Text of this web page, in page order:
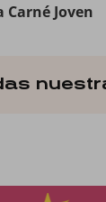
Joven